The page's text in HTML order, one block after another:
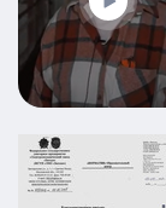
Плана
АТЗ